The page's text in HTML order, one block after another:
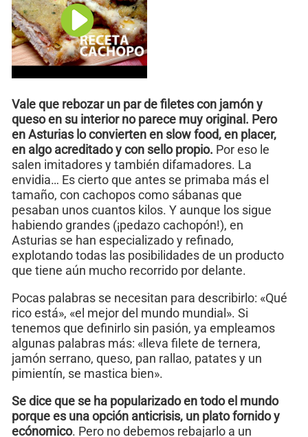
Vale que rebozar un par de filetes con jamón y
queso en su interior no parece muy original. Pero
en Asturias lo convierten en slow food, en placer,
en algo acreditado y con sello propio. Por eso le
salen imitadores y también difamadores. La
envidia… Es cierto que antes se primaba más el
tamaño, con cachopos como sábanas que
pesaban unos cuantos kilos. Y aunque los sigue
habiendo grandes (¡pedazo cachopón!), en
Asturias se han especializado y refinado,
explotando todas las posibilidades de un producto
que tiene aún mucho recorrido por delante.
Pocas palabras se necesitan para describirlo: «Qué
rico está», «el mejor del mundo mundial». Si
tenemos que definirlo sin pasión, ya empleamos
algunas palabras más: «lleva filete de ternera,
jamón serrano, queso, pan rallao, patates y un
pimientín, se mastica bien».
Se dice que se ha popularizado en todo el mundo
porque es una opción anticrisis, un plato fornido y
ecónomico. Pero no debemos rebajarlo a un